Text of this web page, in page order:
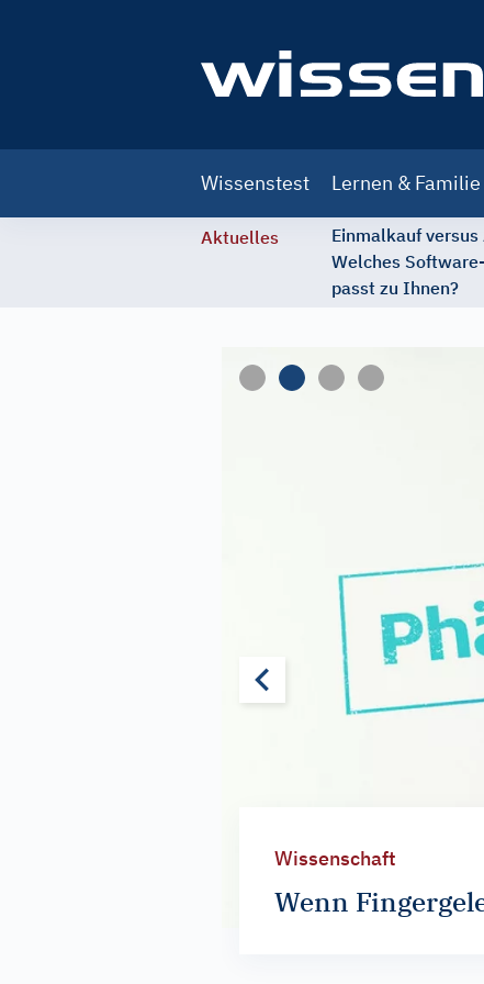
navigation
Wissenstest Lernen & Familie
Aktuelles
Einmalkauf
Welches
passt zu Ihnen?
Wissenschaft
Wenn